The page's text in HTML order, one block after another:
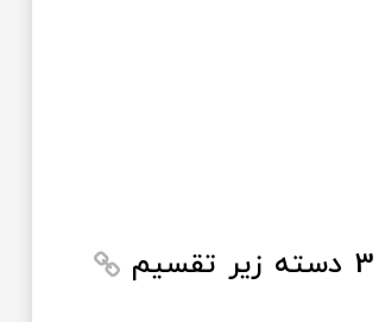
موادی که آب بندها و حتی یاتاقان ها از آنها ساخته می شوند به 3 دسته زیر تقسیم